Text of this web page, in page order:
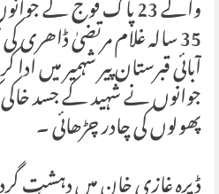
والے 23 پاک فوج کے 35 سالہ غلام مرتضیٰ ڈاھری کی نماز جنازہ
آبائی قبرستان پیر شہمیر میں
جوانوں نے شہید کے جسد
پھولوں کی چادر چڑھائی ۔